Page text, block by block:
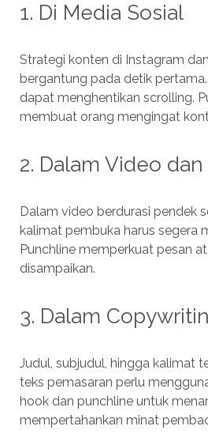
1. Di Media Sosial
Strategi konten di Instagram
bergantung pada detik
dapat menghentikan scrolling.
membuat orang mengingat
2. Dalam Video dan
Dalam video berdurasi pendek
kalimat pembuka harus segera
Punchline memperkuat pesan
disampaikan.
3. Dalam
Judul, subjudul, hingga kalimat
teks pemasaran perlu
hook dan punchline untuk
mempertahankan minat